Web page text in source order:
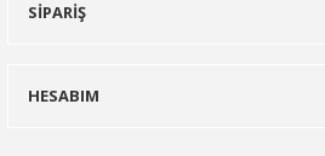
SİPARİŞ
HESABIM